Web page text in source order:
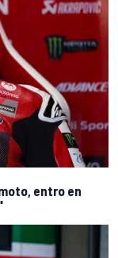
entro en